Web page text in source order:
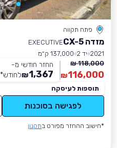
פתח תקווה
מזדה CX-5
EXECUTIVE
2021 יד 2
137,000 ק״מ
118,000 ₪
116,000
₪
החזר חודשי מ-
1,367
₪לחודש*
תוספות לעיסקה
לפגישה בסוכנות
*חישוב ההחזר מפורט בתקנון